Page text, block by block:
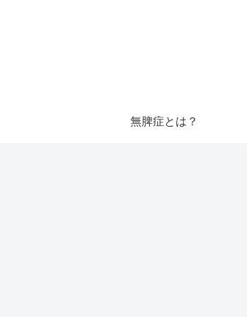
無脾症とは？